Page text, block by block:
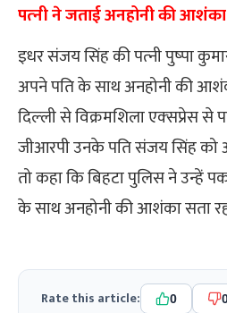
पत्‍नी ने जताई अनहोनी की आशंका
इधर संजय सिंह की पत्‍नी पुष्‍पा
अपने पत‍ि के साथ अनहोनी की
दिल्‍ली से विक्रमश‍िला एक्‍सप्रेस से
जीआरपी उनके पत‍ि संजय सिंह
तो कहा कि बिहटा पुलिस ने उन्‍हें
के साथ अनहोनी की आशंका सता
Rate this article: 0